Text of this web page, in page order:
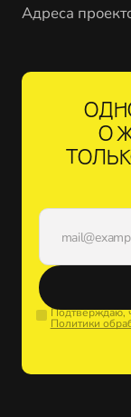
Адреса
О
Подтверждаю,
Политики